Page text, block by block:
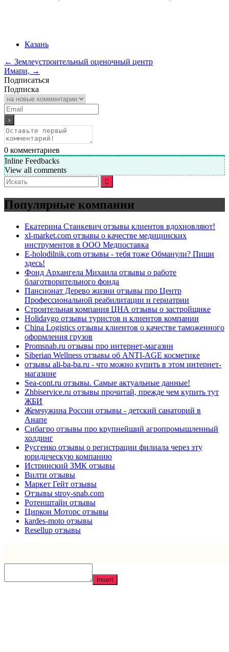
Казань
← Землеустроительный оценочный центр
Имари, →
Подписаться
Подписка
0 комментариев
Inline Feedbacks
View all comments
Искать:
Популярные компании
Екатерина Станкевич отзывы клиентов вдохновляют!
xl-market.com отзывы о качестве медицинских
инструментов в ООО Медпоставка
E-holodilnik.com отзывы - тебя тоже Обманули? Пиши
здесь!
Фонд Архангела Михаила отзывы о работе
благотворительного фонда
Пансионат Дерево жизни отзывы про Центр
Профессиональной реабилитации и гериатрии
Строительная компания ЦНА отзывы о застройщике
Holidaygo отзывы туристов и клиентов компании
China Logistics отзывы клиентов о качестве таможенного
оформления грузов
Promsnab.ru отзывы про интернет-магазин
Siberian Wellness отзывы об ANTI-AGE косметике
отзывы ali-ba-ba.ru - что можно купить в этом интернет-
магазине
Sea-cont.ru отзывы. Самые актуальные данные!
Zhbiservice.ru отзывы прочитай, прежде чем купить тут
ЖБИ
Жемчужина России отзывы - детский санаторий в
Анапе
Сибагро отзывы про крупнейший агропромышленный
холдинг
Русгенко отзывы о регистрации филиала через эту
юридическую компанию
Истринский ЗМК отзывы
Вилти отзывы
Маркет Гейт отзывы
Отзывы stroy-snab.com
Ротенштайн отзывы
Циркон Моторс отзывы
kardes-moto отзывы
Resellup отзывы
Insert